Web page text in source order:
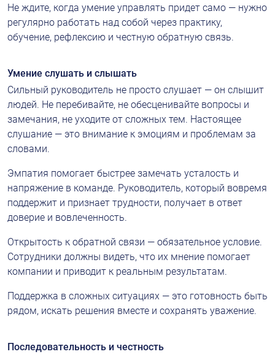
Не ждите, когда умение управлять придет само — нужно
регулярно работать над собой через практику,
обучение, рефлексию и честную обратную связь.
Умение слушать и слышать
Сильный руководитель не просто слушает — он слышит
людей. Не перебивайте, не обесценивайте вопросы и
замечания, не уходите от сложных тем. Настоящее
слушание — это внимание к эмоциям и проблемам за
словами.
Эмпатия помогает быстрее замечать усталость и
напряжение в команде. Руководитель, который вовремя
поддержит и признает трудности, получает в ответ
доверие и вовлеченность.
Открытость к обратной связи — обязательное условие.
Сотрудники должны видеть, что их мнение помогает
компании и приводит к реальным результатам.
Поддержка в сложных ситуациях — это готовность быть
рядом, искать решения вместе и сохранять уважение.
Последовательность и честность